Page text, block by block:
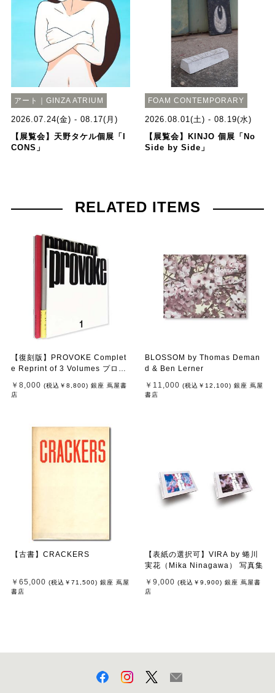
アート｜GINZA ATRIUM
2026.07.24(金) - 08.17(月)
【展覧会】天野タケル個展「I
CONS」
FOAM CONTEMPORARY
2026.08.01(土) - 08.19(水)
【展覧会】KINJO 個展「No
Side by Side」
RELATED ITEMS
【復刻版】PROVOKE Complet
e Reprint of 3 Volumes プロヴ
￥8,000 (税込 ￥8,800) 銀座 蔦屋書
店
BLOSSOM by Thomas Deman
d & Ben Lerner
￥11,000 (税込 ￥12,100) 銀座 蔦屋
書店
【古書】CRACKERS
￥65,000 (税込 ￥71,500) 銀座 蔦屋
書店
【表紙の選択可】VIRA by 蜷川
実花（Mika Ninagawa） 写真集
￥9,000 (税込 ￥9,900) 銀座 蔦屋書
店